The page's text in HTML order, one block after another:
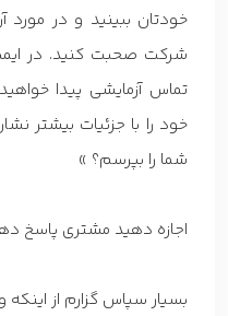
خودتان ببینید و در مورد
شرکت صحبت کنید. در
تماس آزمایشی پیدا
خود را با جزئیات بیشتر
شما را بپرسم؟ »
اجازه دهید مشتری پاسخ
بسیار سپاس گزارم از